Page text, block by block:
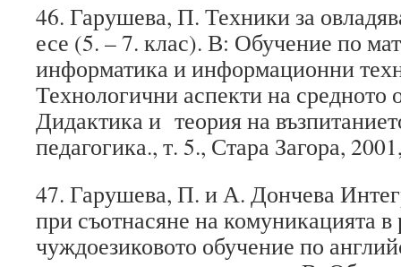
46. Гарушева, П. Техники за
есе (5. – 7. клас). В: Обучение по
информатика и информационни
Технологични аспекти на средното
Дидактика и теория на
педагогика., т. 5., Стара Загора,
47. Гарушева, П. и А. Дончева
при съотнасяне на комуникацията в
чуждоезиковото обучение по